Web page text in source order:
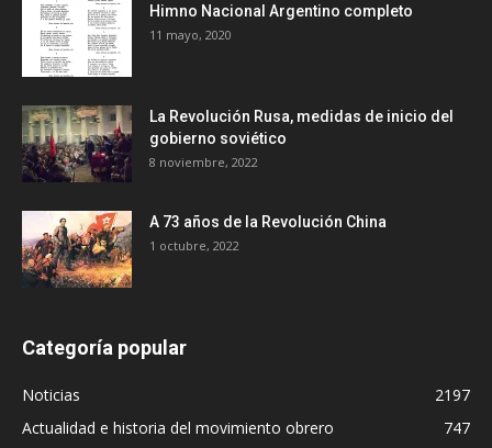
Himno Nacional Argentino completo
11 mayo, 2020
La Revolución Rusa, medidas de inicio del
gobierno soviético
8 noviembre, 2022
A 73 años de la Revolución China
1 octubre, 2022
Categoría popular
Noticias
2197
Actualidad e historia del movimiento obrero
747